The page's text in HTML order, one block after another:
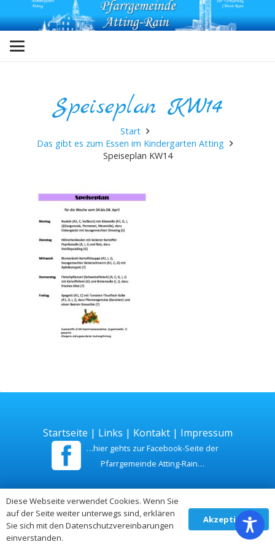
Speiseplan KW14
Start
Das gibt es zum Essen im Kindergarten Atting
Speiseplan KW14
Startseite | Links | Kontakt| Impressum
…hier gehts zur Facebook-Seite der
Pfarrgemeinde Atting-Rain…
Diese Webseite verwendet Cookies. Wenn Sie
auf der Seite weiter unterwegs sind, erklären
Sie sich mit den Datenschutzvereinbarungen
einverstanden.
Akzeptieren